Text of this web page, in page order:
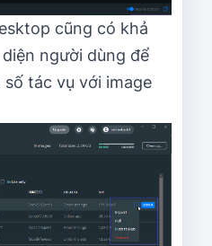
cũng có khả
người dùng để
tác vụ với image